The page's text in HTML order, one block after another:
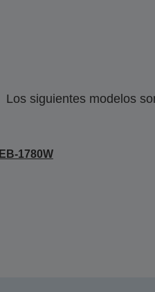
Los siguientes modelos
EB-1780W